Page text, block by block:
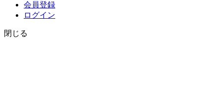
会員登録
ログイン
閉じる